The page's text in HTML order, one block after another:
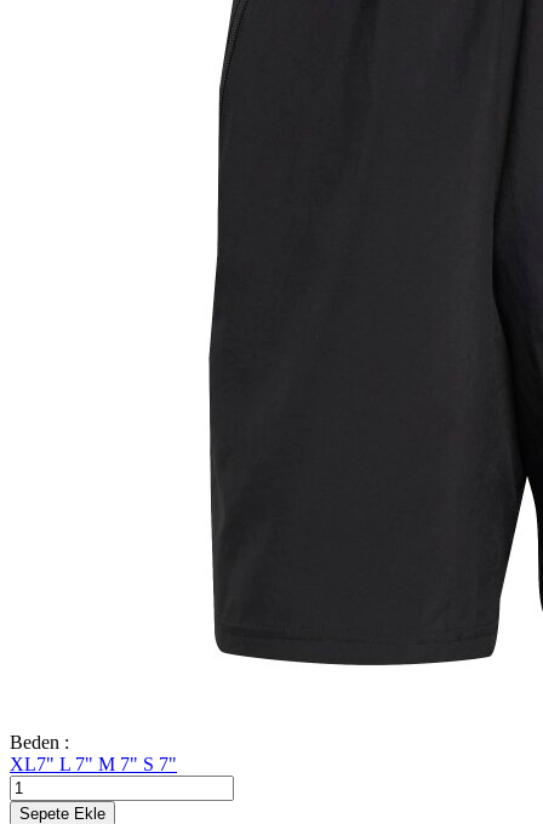
Beden :
XL7" L 7" M 7" S 7"
Sepete Ekle